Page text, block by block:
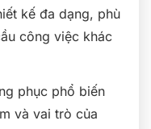
kế đa dạng, phù
công việc khác
phục phổ biến
và vai trò của